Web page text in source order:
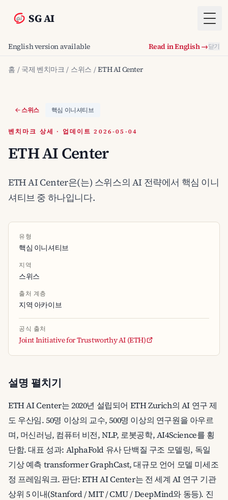
SG AI
English version available Read in English →닫기
홈 / 국제 벤치마크 / 스위스 / ETH AI Center
스위스 핵심 이니셔티브
벤치마크 상세 · 업데이트 2026-05-04
ETH AI Center
ETH AI Center은(는) 스위스의 AI 전략에서 핵심 이니
셔티브 중 하나입니다.
유형
핵심 이니셔티브
지역
스위스
출처 계층
지역 아카이브
공식 출처
Joint Initiative for Trustworthy AI (ETH)
설명 펼치기
ETH AI Center는 2020년 설립되어 ETH Zurich의 AI 연구 제
도 우산임. 50명 이상의 교수, 500명 이상의 연구원을 아우르
며, 머신러닝, 컴퓨터 비전, NLP, 로봇공학, AI4Science를 횡
단함. 대표 성과: AlphaFold 유사 단백질 구조 모델링, 독일
기상 예측 transformer GraphCast, 대규모 언어 모델 미세조
정 프레임워크. 판단: ETH AI Center는 전 세계 AI 연구 기관
상위 5 이내(Stanford / MIT / CMU / DeepMind와 동등). 진